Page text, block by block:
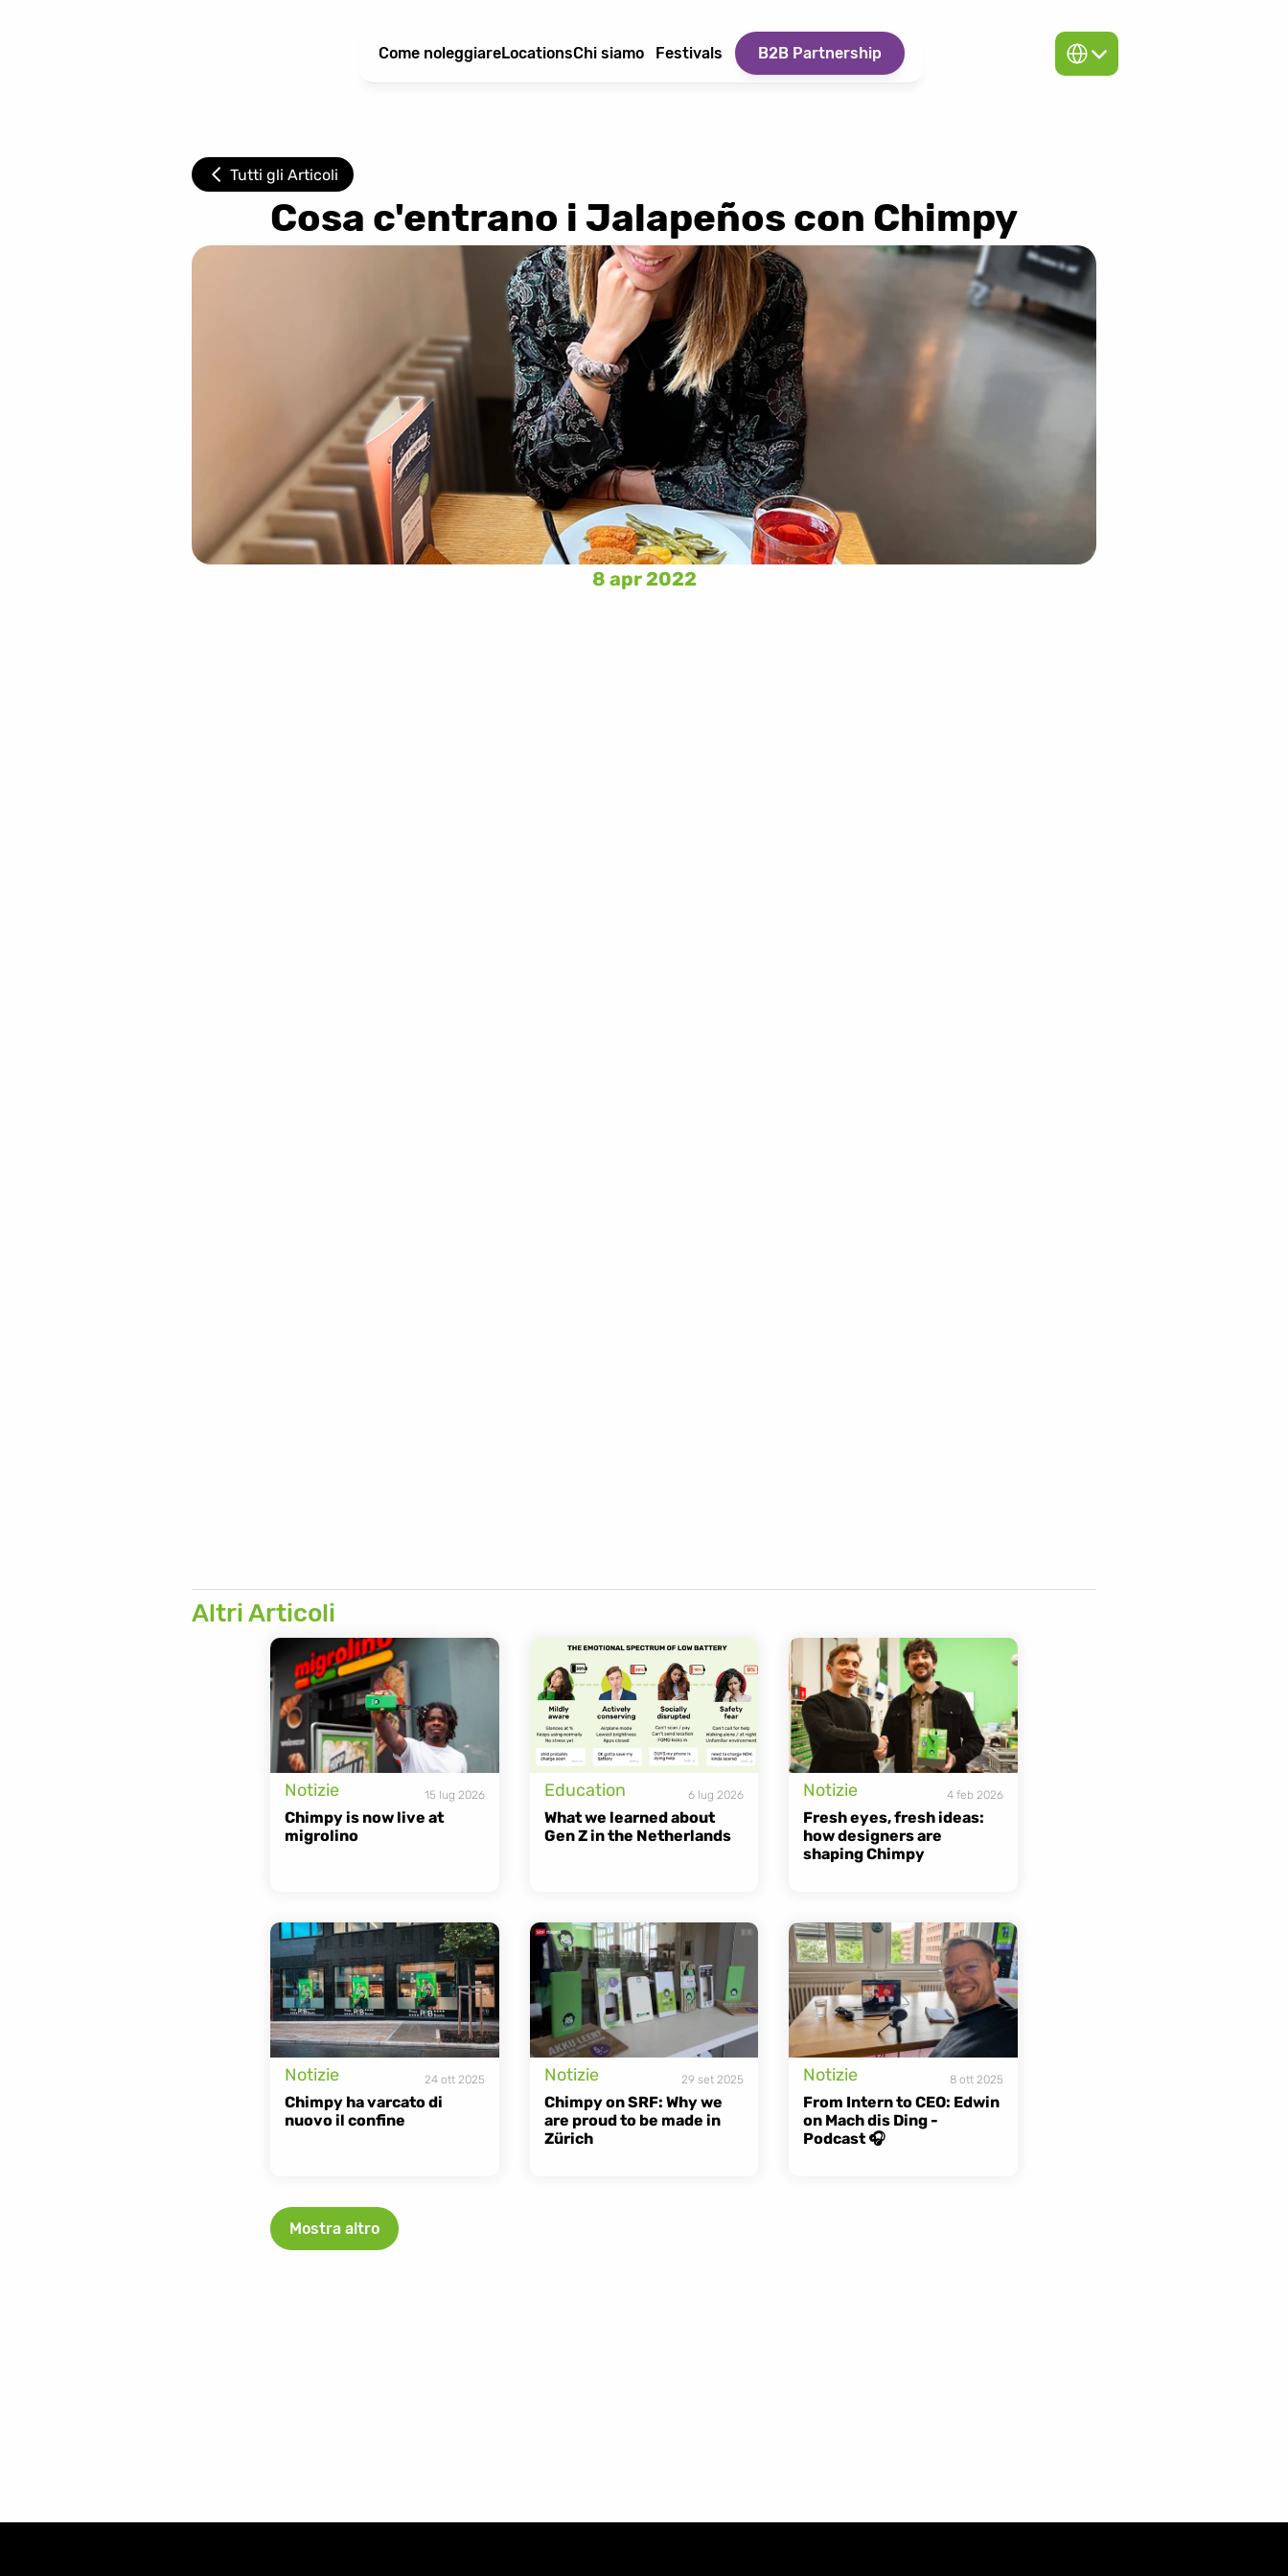
Tutti gli Articoli
Cosa c'entrano i Jalapeños con Chimpy
8 apr 2022
Altri Articoli
Notizie 15 lug 2026
Chimpy is now live at
migrolino
Education 6 lug 2026
What we learned about
Gen Z in the Netherlands
Notizie 4 feb 2026
Fresh eyes, fresh ideas:
how designers are
shaping Chimpy
Notizie 24 ott 2025
Chimpy ha varcato di
nuovo il confine
Notizie 29 set 2025
Chimpy on SRF: Why we
are proud to be made in
Zürich
Notizie 8 ott 2025
From Intern to CEO: Edwin
on Mach dis Ding -
Podcast 🎧
Mostra altro
LocationsChi siamo Festivals
Come noleggiare B2B Partnership
Select Language